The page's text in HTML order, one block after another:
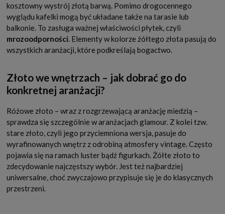
kosztowny wystrój złotą barwą. Pomimo drogocennego
wyglądu kafelki mogą być układane także na tarasie lub
balkonie. To zasługa ważnej właściwości płytek, czyli
mrozoodporności. Elementy w kolorze żółtego złota pasują do
wszystkich aranżacji, które podkreślają bogactwo.
Złoto we wnętrzach – jak dobrać go do
konkretnej aranżacji?
Różowe złoto – wraz z rozgrzewającą aranżację miedzią –
sprawdza się szczególnie w aranżacjach glamour. Z kolei tzw.
stare złoto, czyli jego przyciemniona wersja, pasuje do
wyrafinowanych wnętrz z odrobiną atmosfery vintage. Często
pojawia się na ramach luster bądź figurkach. Żółte złoto to
zdecydowanie najczęstszy wybór. Jest też najbardziej
uniwersalne, choć zwyczajowo przypisuje się je do klasycznych
przestrzeni.